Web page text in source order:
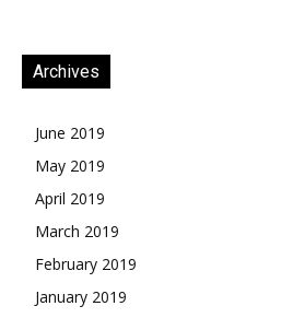
Archives
June 2019
May 2019
April 2019
March 2019
February 2019
January 2019